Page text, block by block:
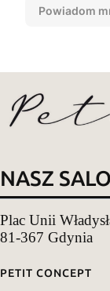
Powiadom
NASZ
Plac Unii
81-367 Gdynia
Linki w
PETIT CONCEPT